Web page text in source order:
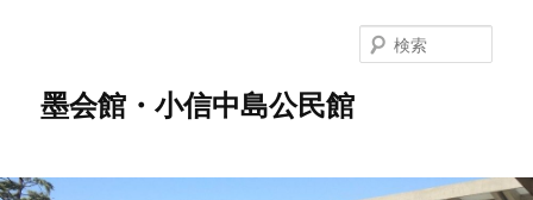
ツ
墨会館・小信中島公民館
索